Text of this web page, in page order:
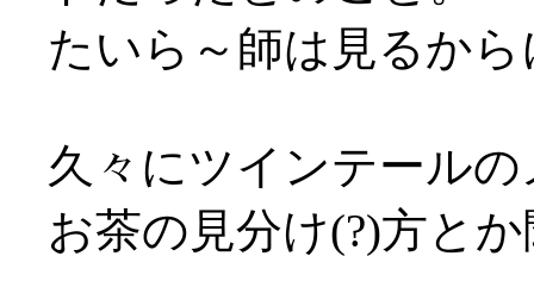
たいら～師は見るか
久々にツインテール
お茶の見分け(?)方と